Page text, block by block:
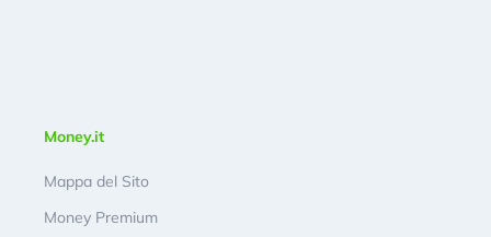
Money.it
Mappa del Sito
Money Premium